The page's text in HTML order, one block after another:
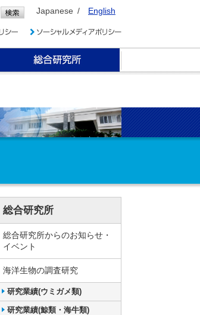
Japanese English
総合研究所
総合研究所からのお知らせ・
イベント
海洋生物の調査研究
研究業績(ウミガメ類)
研究業績(鯨類・海牛類)